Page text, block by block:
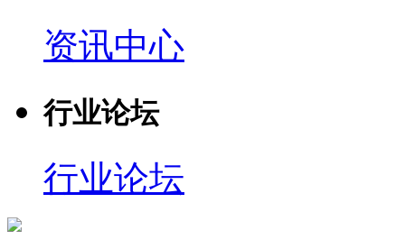
资讯中心
行业论坛
行业论坛